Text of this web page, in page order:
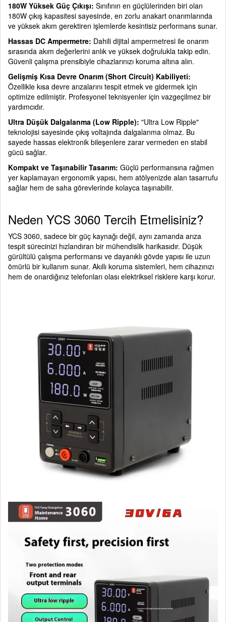
180W Yüksek Güç Çıkışı: Sınıfının en güçlülerinden biri olan
180W çıkış kapasitesi sayesinde, en zorlu anakart onarımlarında
ve yüksek akım gerektiren işlemlerde kesintisiz performans sunar.
Hassas DC Ampermetre: Dahili dijital ampermetresi ile onarım
sırasında akım değerlerini anlık ve yüksek doğrulukla takip edin.
Güvenli çalışma prensibiyle cihazlarınızı koruma altına alın.
Gelişmiş Kısa Devre Onarım (Short Circuit) Kabiliyeti:
Özellikle kısa devre arızalarını tespit etmek ve gidermek için
optimize edilmiştir. Profesyonel teknisyenler için vazgeçilmez bir
yardımcıdır.
Ultra Düşük Dalgalanma (Low Ripple): "Ultra Low Ripple"
teknolojisi sayesinde çıkış voltajında dalgalanma olmaz. Bu
sayede hassas elektronik bileşenlere zarar vermeden en stabil
gücü sağlar.
Kompakt ve Taşınabilir Tasarım: Güçlü performansına rağmen
yer kaplamayan ergonomik yapısı, hem atölyenizde alan tasarrufu
sağlar hem de saha görevlerinde kolayca taşınabilir.
Neden YCS 3060 Tercih Etmelisiniz?
YCS 3060, sadece bir güç kaynağı değil, aynı zamanda arıza
tespit sürecinizi hızlandıran bir mühendislik harikasıdır. Düşük
gürültülü çalışma performansı ve dayanıklı gövde yapısı ile uzun
ömürlü bir kullanım sunar. Akıllı koruma sistemleri, hem cihazınızı
hem de onardığınız telefonları olası elektriksel risklere karşı korur.